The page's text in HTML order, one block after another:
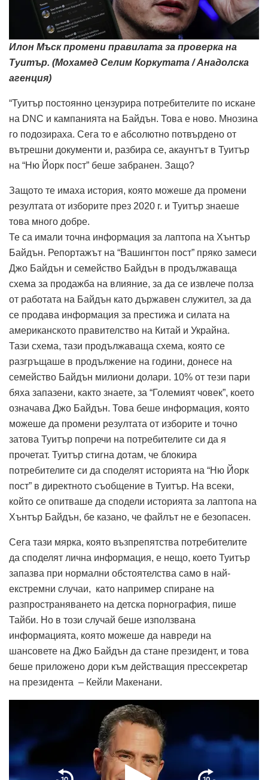
Илон Мъск промени правилата за проверка на
Туитър. (Мохамед Селим Коркутата / Анадолска
агенция)
“Туитър постоянно цензурира потребителите по искане
на DNC и кампанията на Байдън. Това е ново. Мнозина
го подозираха. Сега то е абсолютно потвърдено от
вътрешни документи и, разбира се, акаунтът в Туитър
на “Ню Йорк пост” беше забранен. Защо?
Защото те имаха история, която можеше да промени
резултата от изборите през 2020 г. и Туитър знаеше
това много добре.
Те са имали точна информация за лаптопа на Хънтър
Байдън. Репортажът на “Вашингтон пост” пряко замеси
Джо Байдън и семейство Байдън в продължаваща
схема за продажба на влияние, за да се извлече полза
от работата на Байдън като държавен служител, за да
се продава информация за престижа и силата на
американското правителство на Китай и Украйна.
Тази схема, тази продължаваща схема, която се
разгръщаше в продължение на години, донесе на
семейство Байдън милиони долари. 10% от тези пари
бяха запазени, както знаете, за “Големият човек”, което
означава Джо Байдън. Това беше информация, която
можеше да промени резултата от изборите и точно
затова Туитър попречи на потребителите си да я
прочетат. Туитър стигна дотам, че блокира
потребителите си да споделят историята на “Ню Йорк
пост” в директното съобщение в Туитър. На всеки,
който се опитваше да сподели историята за лаптопа на
Хънтър Байдън, бе казано, че файлът не е безопасен.
Сега тази мярка, която възпрепятства потребителите
да споделят лична информация, е нещо, което Туитър
запазва при нормални обстоятелства само в най-
екстремни случаи, като например спиране на
разпространяването на детска порнография, пише
Тайби. Но в този случай беше използвана
информацията, която можеше да навреди на
шансовете на Джо Байдън да стане президент, и това
беше приложено дори към действащия прессекретар
на президента – Кейли Макенани.